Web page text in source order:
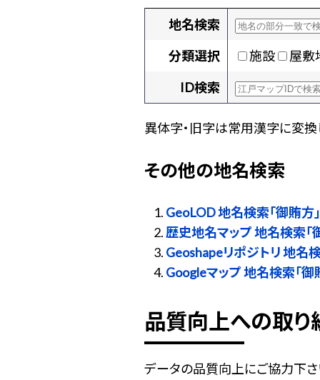
地名検索
分類選択
施設
屋敷
ID検索
異体字・旧字は常用漢字に変
その他の地名検索
GeoLOD 地名検索「御賄方」
歴史地名マップ 地名検索「
Geoshapeリポジトリ 地名
Googleマップ 地名検索「御
品質向上への取り
データの品質向上にご協力下